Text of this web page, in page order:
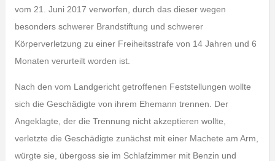
vom 21. Juni 2017 verworfen, durch das dieser wegen
besonders schwerer Brandstiftung und schwerer
Körperverletzung zu einer Freiheitsstrafe von 14 Jahren und 6
Monaten verurteilt worden ist.
Nach den vom Landgericht getroffenen Feststellungen wollte
sich die Geschädigte von ihrem Ehemann trennen. Der
Angeklagte, der die Trennung nicht akzeptieren wollte,
verletzte die Geschädigte zunächst mit einer Machete am Arm,
würgte sie, übergoss sie im Schlafzimmer mit Benzin und